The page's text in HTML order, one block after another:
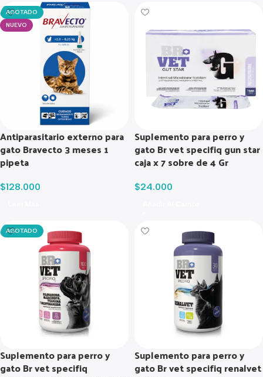
AGOTADO
NUEVO
Antiparasitario externo para
gato Bravecto 3 meses 1
pipeta
$128.000
Suplemento para perro y
gato Br vet specifiq gun star
caja x 7 sobre de 4 Gr
$24.000
AGOTADO
Suplemento para perro y
gato Br vet specifiq
Suplemento para perro y
gato Br vet specifiq renalvet